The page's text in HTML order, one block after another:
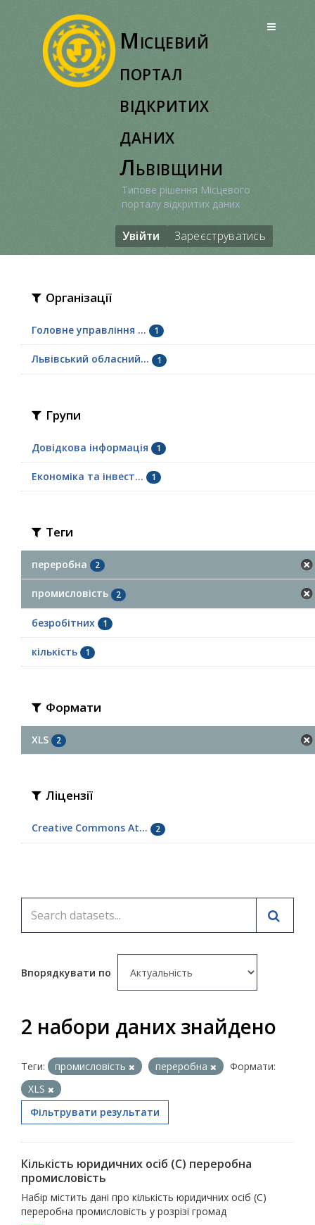
Місцевий
портал
відкритих
даних
Львівщини
Типове рішення Місцевого
порталу відкритих даних
Увійти Зареєструватись
Організації
Головне управління ... 1
Львівський обласний... 1
Групи
Довідкова інформація 1
Економіка та інвест... 1
Теги
переробна 2
промисловість 2
безробітних 1
кількість 1
Формати
XLS 2
Ліцензії
Creative Commons At... 2
Впорядкувати по
2 набори даних знайдено
Теги: промисловість переробна
Формати:
XLS
Фільтрувати результати
Кількість юридичних осіб (С) переробна
промисловість
Набір містить дані про кількість юридичних осіб (С)
переробна промисловість у розрізі громад